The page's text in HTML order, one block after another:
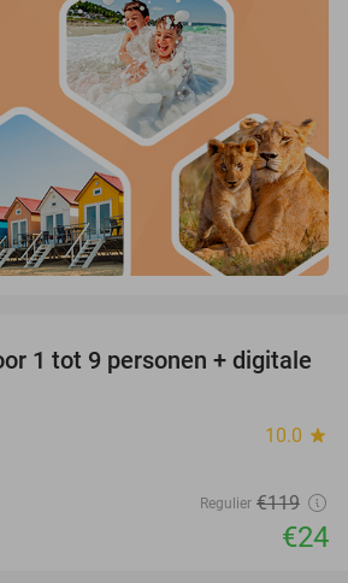
80%
1 tot 9 personen + digitale
10.0 star
Regulier €119
€24